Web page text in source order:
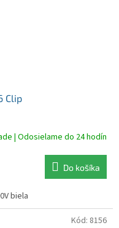
Clip
| Odosielame do 24 hodín
Do košíka
biela
Kód: 8156